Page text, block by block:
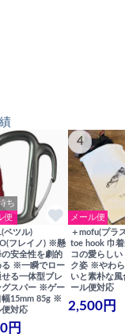
ち
便
ペツル)
フレイノ) ※懸
安全性を劇的
る ※一瞬でロー
せる一体型ブレ
グスパー ※ゲー
幅15mm 85g ※
便対応
円
4
メール便
＋mofu(プラ
toe hook 巾
コの愛らしい
ク姿 ※やわ
いと素朴な
ール便対応
2,500円